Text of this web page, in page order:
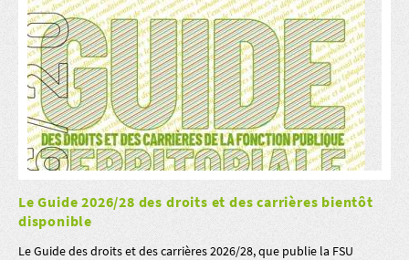
Le Guide 2026/28 des droits et des carrières bientôt
disponible
Le Guide des droits et des carrières 2026/28, que publie la FSU